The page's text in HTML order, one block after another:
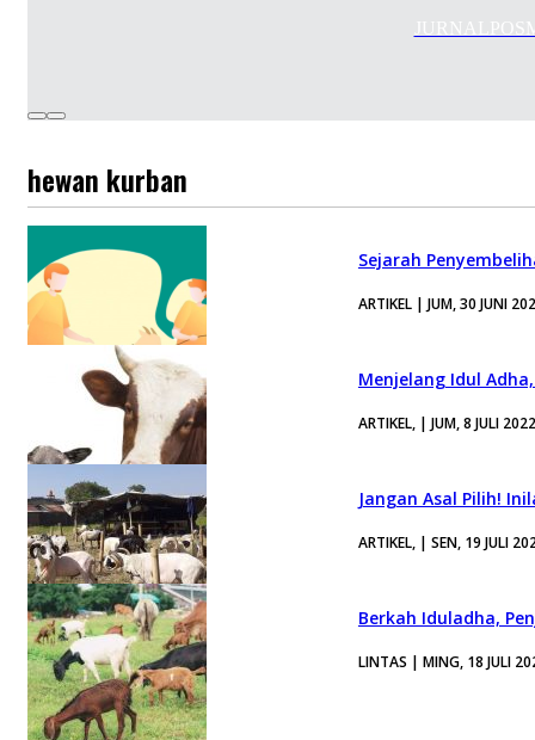
hewan kurban
Sejarah
ARTIKEL | JUM, 30 JUNI
Menjelang Idul
ARTIKEL, | JUM, 8 JULI 2022
Jangan Asal Pilih!
ARTIKEL, | SEN, 19 JULI
Berkah Iduladha,
LINTAS | MING, 18 JULI